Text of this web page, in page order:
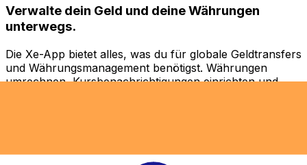
Verwalte dein Geld und deine Währungen
unterwegs.
Die Xe-App bietet alles, was du für globale Geldtransfers
und Währungsmanagement benötigst. Währungen
umrechnen, Kursbenachrichtigungen einrichten und